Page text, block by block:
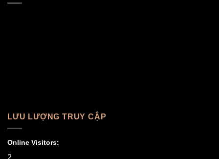
LƯU LƯỢNG TRUY CẬP
Online Visitors:
2